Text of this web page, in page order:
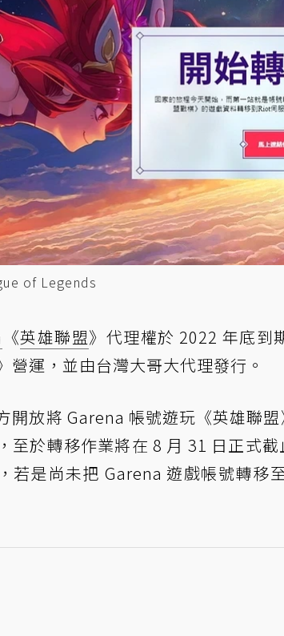
of Legends
《英雄聯盟》代理權於 2022 年底到
營運，並由台灣大哥大代理發行。
開放將 Garena 帳號遊玩《英雄聯
至於轉移作業將在 8 月 31 日正式
若是尚未把 Garena 遊戲帳號轉移